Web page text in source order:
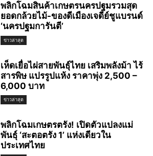
พลิกโฉมสินค้าเกษตรนครปฐมรวมสุด
ยอดกล้วยไม้-ของดีเมืองเจดีย์ชูแบรนด์
‘นครปฐมการันตี’
ข่าวล่าสุด
เห็ดเยื่อไผ่สายพันธุ์ไทย เสริมพลังม้า ไร้
สารพิษ แปรรูปแห้ง ราคาพุ่ง 2,500 –
6,000 บาท
ข่าวล่าสุด
พลิกโฉมเกษตรตรัง! เปิดตัวแปลงแม่
พันธุ์ ‘สะตอตรัง 1’ แห่งเดียวใน
ประเทศไทย